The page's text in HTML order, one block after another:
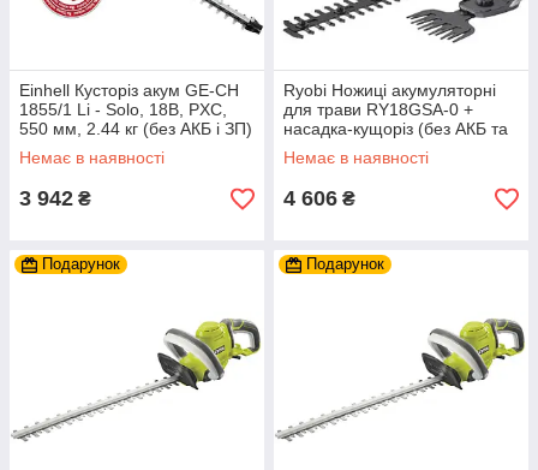
Einhell Кусторіз акум GE-CH
1855/1 Li - Solo, 18В, PXC,
550 мм, 2.44 кг (без АКБ і ЗП)
Немає в наявності
3 942 ₴
Ryobi Ножиці акумуляторні
для трави RY18GSA-0 +
насадка-кущоріз (без АКБ та
ЗУ)
Немає в наявності
4 606 ₴
Подарунок Подарунок